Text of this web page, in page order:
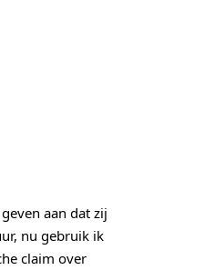
aan dat zij
nu gebruik ik
claim over